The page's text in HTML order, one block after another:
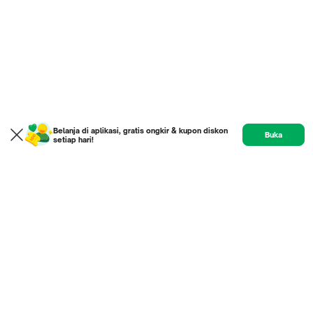
Belanja di aplikasi, gratis ongkir & kupon diskon
setiap hari!
Buka